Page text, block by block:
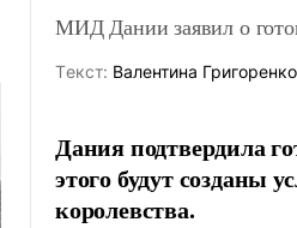
МИД Дании заявил о
Tекст: Валентина Григоренко
Дания подтвердила
этого будут созданы
королевства.